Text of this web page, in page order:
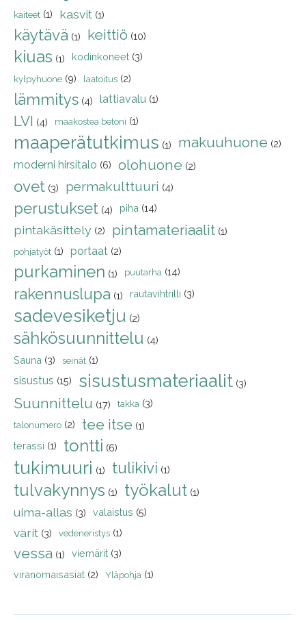
kaiteet (1) kasvit (1)
käytävä (1) keittiö (10)
kiuas (1) kodinkoneet (3)
kylpyhuone (9) laatoitus (2)
lämmitys (4) lattiavalu (1)
LVI (4) maakostea betoni (1)
maaperätutkimus (1) makuuhuone (2)
moderni hirsitalo (6) olohuone (2)
ovet (3) permakulttuuri (4)
perustukset (4) piha (14)
pintakäsittely (2) pintamateriaalit (1)
pohjatyöt (1) portaat (2)
purkaminen (1) puutarha (14)
rakennuslupa (1) rautavihtrilli (3)
sadevesiketju (2)
sähkösuunnittelu (4)
Sauna (3) seinät (1)
sisustus (15) sisustusmateriaalit (3)
Suunnittelu (17) takka (3)
talonumero (2) tee itse (1)
terassi (1) tontti (6)
tukimuuri (1) tulikivi (1)
tulvakynnys (1) työkalut (1)
uima-allas (3) valaistus (5)
värit (3) vedeneristys (1)
vessa (1) viemärit (3)
viranomaisasiat (2) Yläpohja (1)